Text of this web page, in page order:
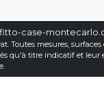
case-
Toutes mesures, surfaces
qu'à titre indicatif et leur